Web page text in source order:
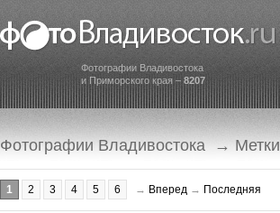
Фотографии Владивостока
и Приморского края – 8207
Фотографии Владивостока → Метки
1 2 3 4 5 6 → Вперед → Последняя